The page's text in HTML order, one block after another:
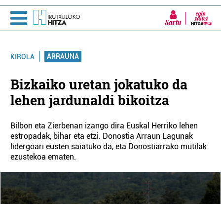
Sartu
KIROLA ARRAUNA
Bizkaiko uretan jokatuko da
lehen jardunaldi bikoitza
Bilbon eta Zierbenan izango dira Euskal Herriko lehen
estropadak, bihar eta etzi. Donostia Arraun Lagunak
lidergoari eusten saiatuko da, eta Donostiarrako mutilak
ezustekoa ematen.